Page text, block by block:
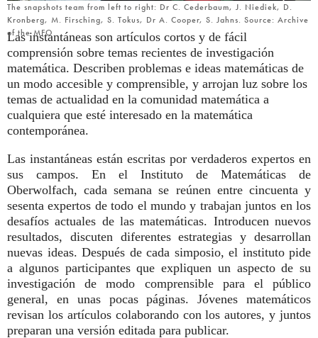
The snapshots team from left to right: Dr C. Cederbaum, J. Niediek, D.
Kronberg, M. Firsching, S. Tokus, Dr A. Cooper, S. Jahns. Source: Archive
of the MFO
Las instantáneas son artículos cortos y de fácil
comprensión sobre temas recientes de investigación
matemática. Describen problemas e ideas matemáticas de
un modo accesible y comprensible, y arrojan luz sobre los
temas de actualidad en la comunidad matemática a
cualquiera que esté interesado en la matemática
contemporánea.
Las instantáneas están escritas por verdaderos expertos en
sus campos. En el Instituto de Matemáticas de
Oberwolfach, cada semana se reúnen entre cincuenta y
sesenta expertos de todo el mundo y trabajan juntos en los
desafíos actuales de las matemáticas. Introducen nuevos
resultados, discuten diferentes estrategias y desarrollan
nuevas ideas. Después de cada simposio, el instituto pide
a algunos participantes que expliquen un aspecto de su
investigación de modo comprensible para el público
general, en unas pocas páginas. Jóvenes matemáticos
revisan los artículos colaborando con los autores, y juntos
preparan una versión editada para publicar.